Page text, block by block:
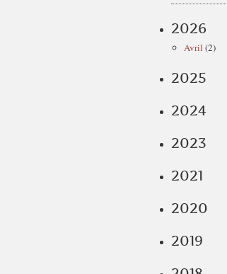
2026
Avril (2)
2025
2024
2023
2021
2020
2019